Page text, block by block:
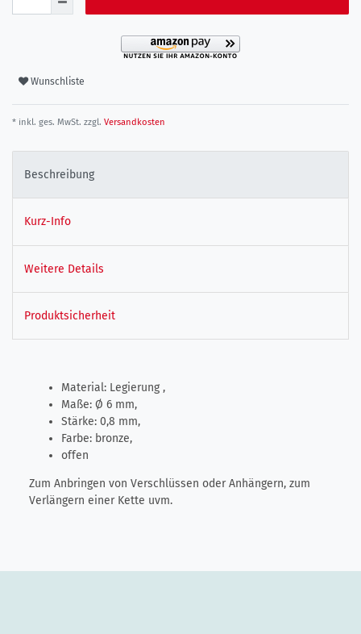
Wunschliste
* inkl. ges. MwSt. zzgl. Versandkosten
Beschreibung
Kurz-Info
Weitere Details
Produktsicherheit
Material: Legierung ,
Maße: Ø 6 mm,
Stärke: 0,8 mm,
Farbe: bronze,
offen
Zum Anbringen von Verschlüssen oder Anhängern, zum
Verlängern einer Kette uvm.